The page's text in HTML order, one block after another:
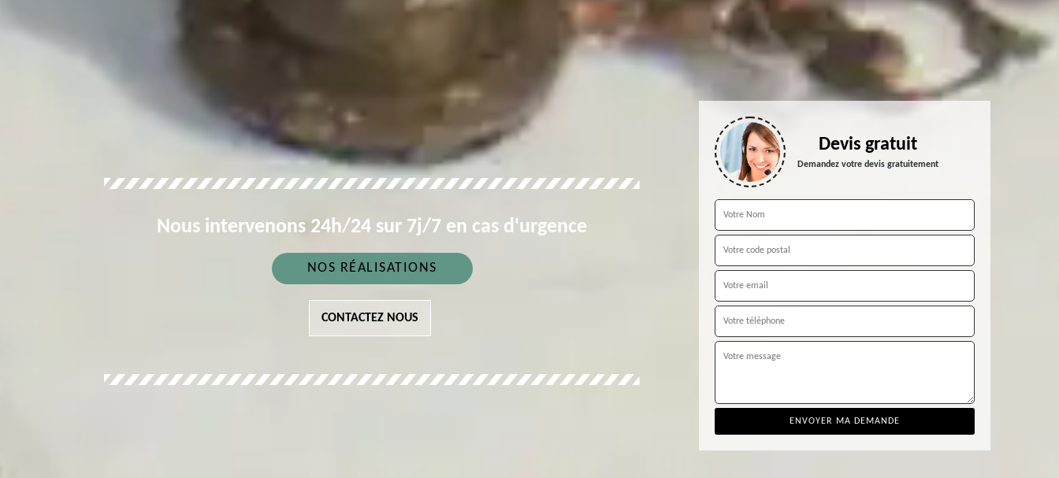
Nous intervenons 24h/24 sur 7j/7 en cas d'urgence
NOS RÉALISATIONS
CONTACTEZ NOUS
Devis gratuit
Demandez votre devis gratuitement